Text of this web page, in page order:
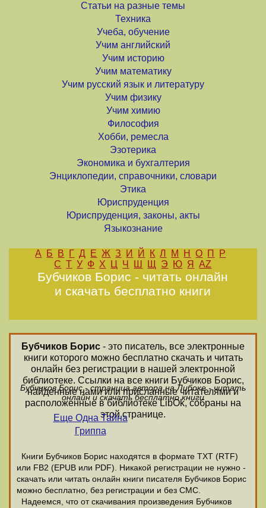
Статьи на разные темы
Техника
Учеба, обучение
Учим английский
Учим историю
Учим математику
Учим русский язык и литературу
Учим физику
Учим химию
Философия
Хобби, ремесла
Эзотерика
Экономика и бухгалтерия
Энциклопедии, справочники, словари
Этика
Юриспруденция
Юриспруденция, законы, акты
Языкознание
А Б В Г Д Е Ж З И Й К Л М Н О П
Р
С Т У Ф Х Ц Ч Ш Щ Э Ю Я AZ
Бубчиков Борис - читать онлайн
и скачать бесплатно книги
Бубчиков Борис - это писатель, все электронные
книги которого можно бесплатно скачать и читать
онлайн без регистрации в нашей электронной
библиотеке. Ссылки на все книги Бубчиков Борис,
найденные нами или присланные читателями и
расположенные в библиотеке LibOk, собраны на
этой странице.
Бубчиков Борис - страница автора на Либоке - читать
онлайн и скачать бесплатно книги
Еще Одна Тайна
Гриппа
Книги Бубчиков Борис находятся в формате ТХТ (RTF)
или FB2 (EPUB или PDF). Никакой регистрации не нужно -
скачать или читать онлайн книги писателя Бубчиков Борис
можно бесплатно, без регистрации и без СМС.
Надеемся, что от скачивания произведения Бубчиков